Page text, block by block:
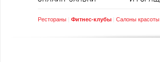
Рестораны | Фитнес-клубы | Салоны красоты